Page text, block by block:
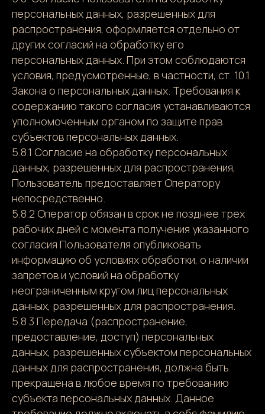
персональных данных, разрешенных для
распространения, оформляется отдельно от
других согласий на обработку его
персональных данных. При этом соблюдаются
условия, предусмотренные, в частности, ст. 10.1
Закона о персональных данных. Требования к
содержанию такого согласия устанавливаются
уполномоченным органом по защите прав
субъектов персональных данных.
5.8.1 Согласие на обработку персональных
данных, разрешенных для распространения,
Пользователь предоставляет Оператору
непосредственно.
5.8.2 Оператор обязан в срок не позднее трех
рабочих дней с момента получения указанного
согласия Пользователя опубликовать
информацию об условиях обработки, о наличии
запретов и условий на обработку
неограниченным кругом лиц персональных
данных, разрешенных для распространения.
5.8.3 Передача (распространение,
предоставление, доступ) персональных
данных, разрешенных субъектом персональных
данных для распространения, должна быть
прекращена в любое время по требованию
субъекта персональных данных. Данное